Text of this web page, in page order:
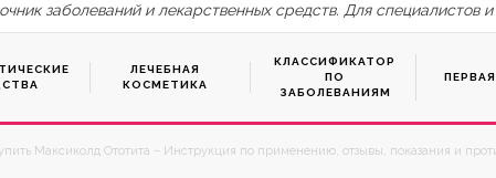
заболеваний и лекарственных средств. Для специалистов
ЛЕЧЕБНАЯ
КОСМЕТИКА
КЛАССИФИКАТОР
ПО
ЗАБОЛЕВАНИЯМ
Максиколд Ототита – Инструкция по применению, отзывы, показания и